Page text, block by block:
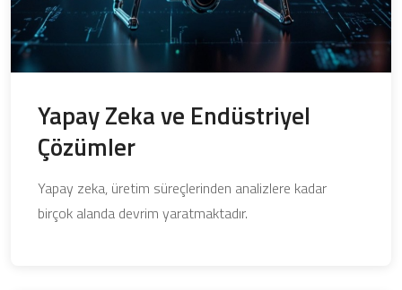
Yapay Zeka ve Endüstriyel
Çözümler
Yapay zeka, üretim süreçlerinden analizlere kadar
birçok alanda devrim yaratmaktadır.